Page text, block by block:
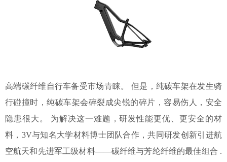
高端碳纤维自行车备受市场青睐。
但是，纯碳车架在发生骑
行碰撞时，纯碳车架会碎裂成尖锐的碎片，容易伤人，安全
隐患很大。
为解决这一难题，研发性能更优、更安全的材
料， 3V与知名大学材料博士团队合作，共同研发创新引进航
空航天和先进军工级材料——碳纤维与芳纶纤维的最佳组合 .